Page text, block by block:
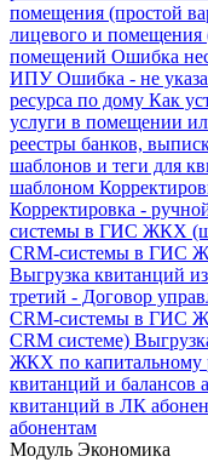
помещения (простой
лицевого и
помещений Ошибка
ИПУ Ошибка - не
ресурса по дому Как
услуги в помещении
реестры банков,
шаблонов и теги для
шаблоном
Корректировка -
системы в ГИС ЖКХ
CRM-системы в ГИС
Выгрузка квитанций
третий - Договор
CRM-системы в ГИС
CRM системе)
ЖКХ по капитальному
квитанций и балансов
квитанций в ЛК
абонентам
Модуль Экономика